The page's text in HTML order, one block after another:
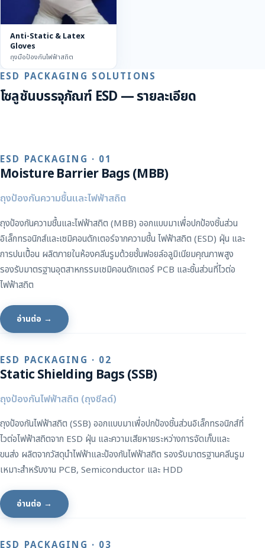
Anti-Static & Latex
Gloves
ถุงมือป้องกันไฟฟ้าสถิต
ESD PACKAGING SOLUTIONS
โซลูชันบรรจุภัณฑ์ ESD — รายละเอียด
ESD PACKAGING · 01
Moisture Barrier Bags (MBB)
ถุงป้องกันความชื้นและไฟฟ้าสถิต
ถุงป้องกันความชื้นและไฟฟ้าสถิต (MBB) ออกแบบมาเพื่อปกป้องชิ้นส่วน
อิเล็กทรอนิกส์และเซมิคอนดักเตอร์จากความชื้น ไฟฟ้าสถิต (ESD) ฝุ่น และ
การปนเปื้อน ผลิตภายในห้องคลีนรูมด้วยชั้นฟอยล์อลูมิเนียมคุณภาพสูง
รองรับมาตรฐานอุตสาหกรรมเซมิคอนดักเตอร์ PCB และชิ้นส่วนที่ไวต่อ
ไฟฟ้าสถิต
อ่านต่อ →
ESD PACKAGING · 02
Static Shielding Bags (SSB)
ถุงป้องกันไฟฟ้าสถิต (ถุงชีลด์)
ถุงป้องกันไฟฟ้าสถิต (SSB) ออกแบบมาเพื่อปกป้องชิ้นส่วนอิเล็กทรอนิกส์ที่
ไวต่อไฟฟ้าสถิตจาก ESD ฝุ่น และความเสียหายระหว่างการจัดเก็บและ
ขนส่ง ผลิตจากวัสดุนำไฟฟ้าและป้องกันไฟฟ้าสถิต รองรับมาตรฐานคลีนรูม
เหมาะสำหรับงาน PCB, Semiconductor และ HDD
อ่านต่อ →
ESD PACKAGING · 03